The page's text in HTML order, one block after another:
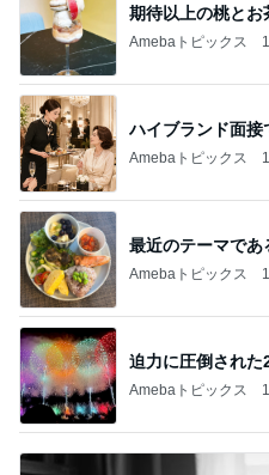
期待以上の桃とお
Amebaトピックス
ハイブランド面接
Amebaトピックス
最近のテーマであ
Amebaトピックス
迫力に圧倒された
Amebaトピックス